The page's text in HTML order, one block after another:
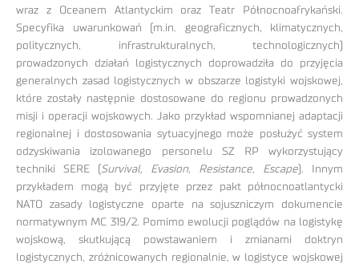
wraz z Oceanem Atlantyckim oraz Teatr Północnoafrykański.
Specyfika uwarunkowań (m.in. geograficznych, klimatycznych,
politycznych, infrastrukturalnych, technologicznych)
prowadzonych działań logistycznych doprowadziła do przyjęcia
generalnych zasad logistycznych w obszarze logistyki wojskowej,
które zostały następnie dostosowane do regionu prowadzonych
misji i operacji wojskowych. Jako przykład wspomnianej adaptacji
regionalnej i dostosowania sytuacyjnego może posłużyć system
odzyskiwania izolowanego personelu SZ RP wykorzystujący
techniki SERE ( Survival, Evasion, Resistance, Escape ). Innym
przykładem mogą być przyjęte przez pakt północnoatlantycki
NATO zasady logistyczne oparte na sojuszniczym dokumencie
normatywnym MC 319/2. Pomimo ewolucji poglądów na logistykę
wojskową, skutkującą powstawaniem i zmianami doktryn
logistycznych, zróżnicowanych regionalnie, w logistyce wojskowej